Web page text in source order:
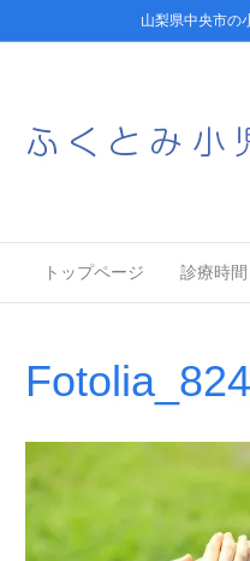
山梨県中央市の
トップページ 診療時間